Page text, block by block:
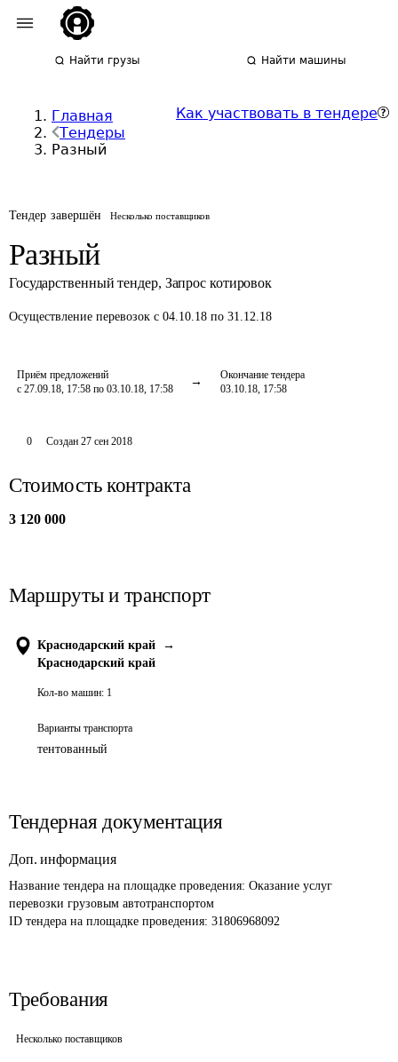
Найти грузы Найти машины
Главная
Тендеры
Разный
Как участвовать в тендере
Тендер завершён Несколько поставщиков
Разный
Государственный тендер, Запрос котировок
Осуществление перевозок с 04.10.18 по 31.12.18
Приём предложений
с 27.09.18, 17:58 по 03.10.18, 17:58
Окончание тендера
03.10.18, 17:58
0 Создан 27 сен 2018
Стоимость контракта
3 120 000
Маршруты и транспорт
Краснодарский край
→
Краснодарский край
Кол-во машин: 1
Варианты транспорта
тентованный
Тендерная документация
Доп. информация
Название тендера на площадке проведения: Оказание услуг
перевозки грузовым автотранспортом
ID тендера на площадке проведения: 31806968092
Требования
Несколько поставщиков